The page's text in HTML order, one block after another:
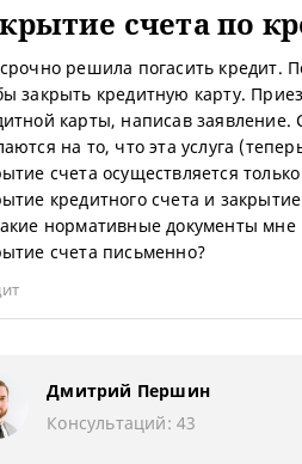
счета по
решила погасить кредит.
закрыть кредитную карту.
карты, написав
на то, что эта услуга
счета осуществляется
кредитного счета и
нормативные документы
счета письменно?
Дмитрий Першин
Консультаций: 43